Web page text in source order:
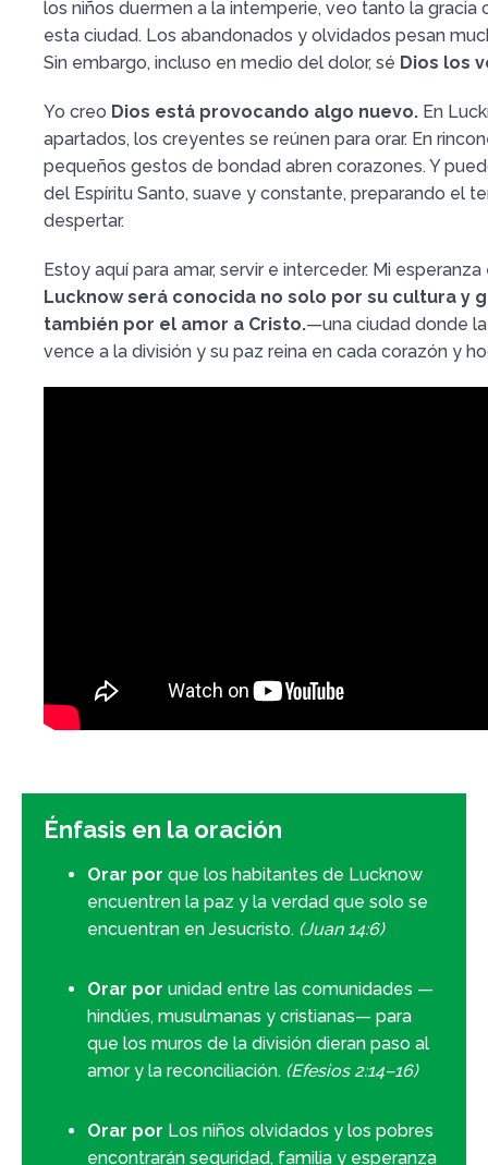
los niños duermen a la intemperie, veo tanto la gracia
esta ciudad. Los abandonados y olvidados pesan
Sin embargo, incluso en medio del dolor, sé Dios los
Yo creo Dios está provocando algo nuevo. En
apartados, los creyentes se reúnen para orar. En
pequeños gestos de bondad abren corazones. Y
del Espíritu Santo, suave y constante, preparando el
despertar.
Estoy aquí para amar, servir e interceder. Mi
Lucknow será conocida no solo por su cultura y
también por el amor a Cristo.—una ciudad donde
vence a la división y su paz reina en cada corazón y
Énfasis en la oración
Orar por que los habitantes de Lucknow
encuentren la paz y la verdad que solo se
encuentran en Jesucristo. (Juan 14:6)
Orar por unidad entre las comunidades —
hindúes, musulmanas y cristianas— para
que los muros de la división dieran paso al
amor y la reconciliación. (Efesios 2:14–16)
Orar por Los niños olvidados y los pobres
encontrarán seguridad, familia y esperanza